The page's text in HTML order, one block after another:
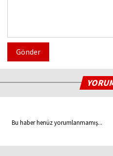
Gönder
Bu haber henüz yorumlanmamış...